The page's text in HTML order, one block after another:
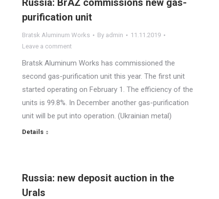
Russia: BrAZ commissions new gas-
purification unit
Bratsk Aluminum Works By admin
11.11.2019
Leave a comment
Bratsk Aluminum Works has commissioned the
second gas-purification unit this year. The first unit
started operating on February 1. The efficiency of the
units is 99.8%. In December another gas-purification
unit will be put into operation. (Ukrainian metal)
Details
Russia: new deposit auction in the
Urals